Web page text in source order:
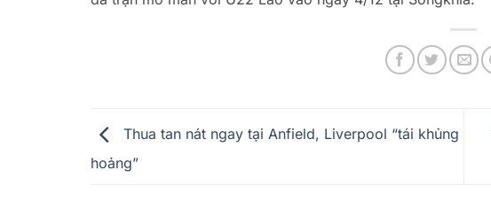
Thua tan nát ngay tại Anfield, Liverpool “tái khủng
hoảng”